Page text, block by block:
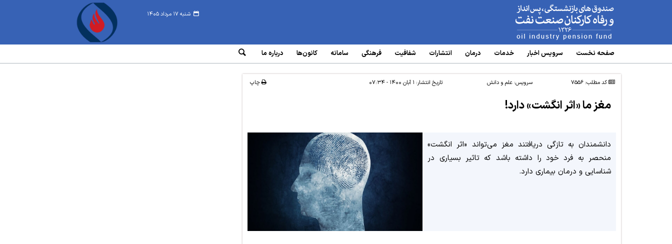
شنبه ۱۷ مرداد ۱۴۰۵ www.oipf.ir
صفحه نخست سرویس‌ اخبار خدمات درمان انتشارات شفافیت فرهنگی سامانه‌ کانون‌ها درباره ما
کد مطلب: 7556 سرویس:علم و دانش تاریخ انتشار: ۱ آبان ۱۴۰۰ - ۰۷:۳۴ چاپ
مغز ما «اثر انگشت» دارد!
دانشمندان به تازگی دریافتند مغز می‌تواند «اثر انگشت»
منحصر به فرد خود را داشته باشد که تاثیر بسیاری در
شناسایی و درمان بیماری دارد.